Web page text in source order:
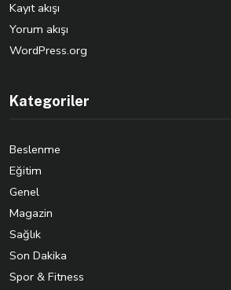
Kayıt akışı
Yorum akışı
WordPress.org
Kategoriler
Beslenme
Eğitim
Genel
Magazin
Sağlık
Son Dakika
Spor & Fitness